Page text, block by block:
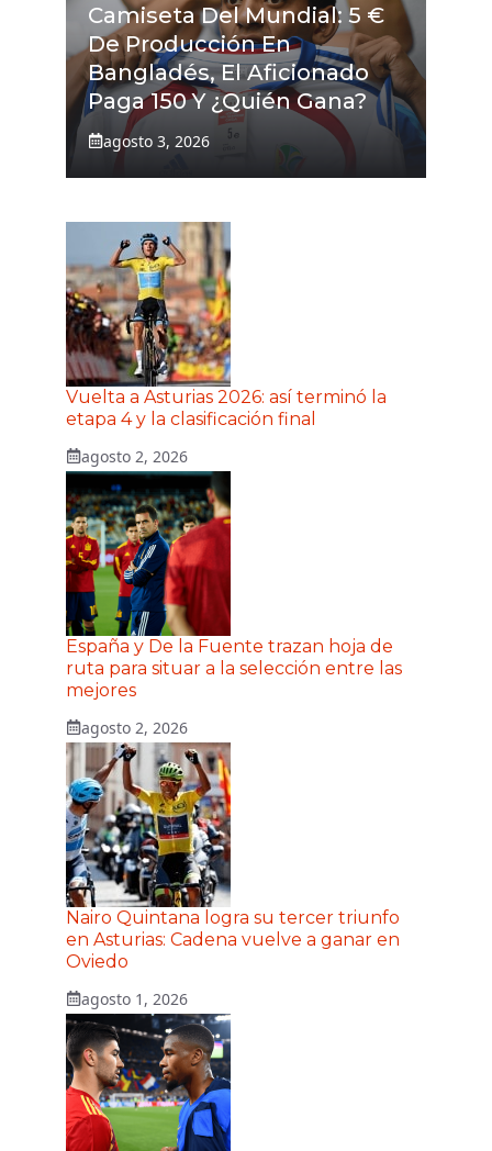
Camiseta Del Mundial: 5 €
De Producción En
Bangladés, El Aficionado
Paga 150 Y ¿quién Gana?
agosto 3, 2026
Vuelta a Asturias 2026: así terminó la
etapa 4 y la clasificación final
agosto 2, 2026
España y De la Fuente trazan hoja de
ruta para situar a la selección entre las
mejores
agosto 2, 2026
Nairo Quintana logra su tercer triunfo
en Asturias: Cadena vuelve a ganar en
Oviedo
agosto 1, 2026